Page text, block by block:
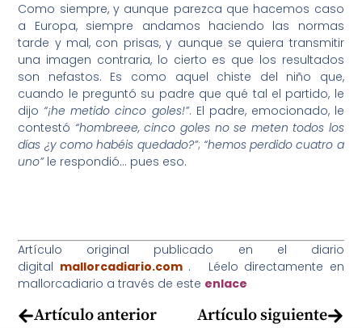
Como siempre, y aunque parezca que hacemos caso
a Europa, siempre andamos haciendo las normas
tarde y mal, con prisas, y aunque se quiera transmitir
una imagen contraria, lo cierto es que los resultados
son nefastos. Es como aquel chiste del niño que,
cuando le preguntó su padre que qué tal el partido, le
dijo “¡he metido cinco goles!”. El padre, emocionado, le
contestó “hombreee, cinco goles no se meten todos los
días ¿y como habéis quedado?”; “hemos perdido cuatro a
uno”le respondió… pues eso.
Artículo original publicado en el diario
digital mallorcadiario.com. Léelo directamente en
mallorcadiario a través de este enlace
Artículo anterior Artículo siguiente